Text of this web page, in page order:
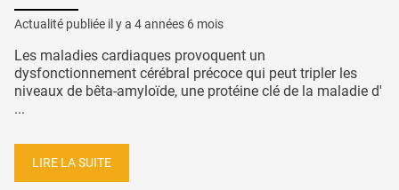
Actualité publiée il y a 4 années 6 mois
Les maladies cardiaques provoquent un
dysfonctionnement cérébral précoce qui peut tripler les
niveaux de bêta-amyloïde, une protéine clé de la maladie d'
...
LIRE LA SUITE